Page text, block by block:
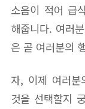
소음이 적어 급
해줍니다. 여러
은 곧 여러분의
자, 이제 여러분
것을 선택할지